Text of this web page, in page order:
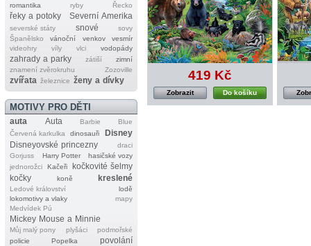
romantika
ryby Řecko
řeky a potoky Severní Amerika
severské státy snové
sovy
Španělsko
vánoční venkov
vesmír
videohry
víly vlci vodopády
zahrady a parky zátiší
zimní
znamení zvěrokruhu
Zozoville
zvířata železnice ženy a dívky
MOTIVY PRO DĚTI
auta Auta Barbie
Blue
Červená karkulka
dinosauři
Disney
Disneyovské princezny
draci
Gorjuss
Harry Potter
hasičské vozy
jednorožci
Kačeři
kočkovité šelmy
kočky
koně kreslené
Ledové království
lodě
lokomotivy a vlaky
mapy
Medvídek Pú
Mickey Mouse a Minnie
Můj malý pony plyšáci
podmořské
policie
Popelka povolání
419 Kč
Do košíku
Zobrazit